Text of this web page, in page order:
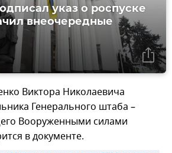
указ о роспуске
внеочередные
Виктора Николаевича
Генерального штаба –
Вооруженными силами
в документе.